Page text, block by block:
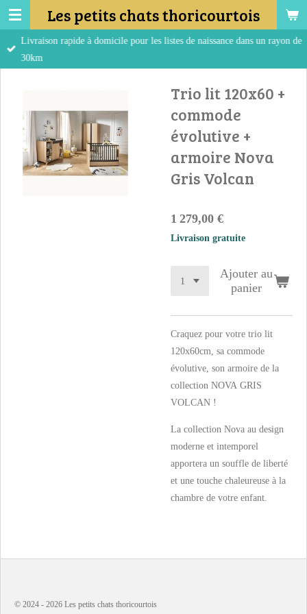
Passer
au
contenu
Les petits chats thoricourtois
Livraison rapide à domicile pour les listes de naissance dans un rayon de
30km
Trio lit 120x60 +
commode
évolutive +
armoire Nova
Gris Volcan
1 279,00 €
Livraison gratuite
Ajouter au
panier
Craquez pour votre trio lit
120x60cm, sa commode
évolutive, son armoire de la
collection NOVA GRIS
VOLCAN !
La collection Nova au design
moderne et intemporel
apportera un souffle de liberté
et une touche chaleureuse à la
chambre de votre enfant.
© 2024 - 2026 Les petits chats thoricourtois